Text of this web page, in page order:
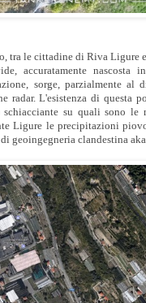
tra le cittadine di Riva Ligure
accuratamente nascosta
sorge, parzialmente
radar. L'esistenza di questa
schiacciante su quali sono
Ligure le precipitazioni
geoingegneria clandestina